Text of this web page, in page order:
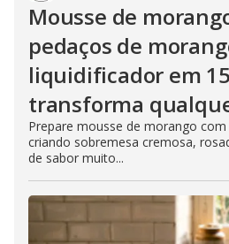
Mousse de
pedaços de
liquidificador em
transforma
Prepare mousse de morango
criando sobremesa cremosa,
de sabor muito...